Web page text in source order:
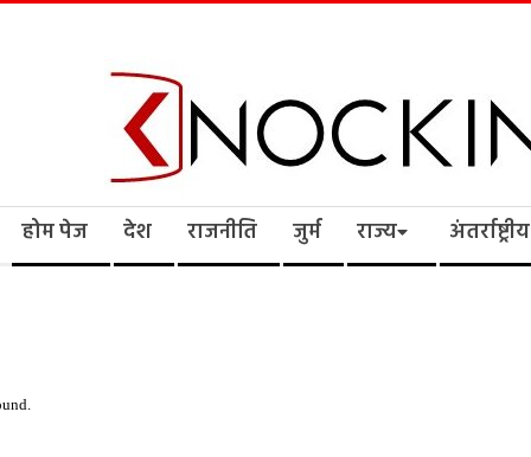
Knocking
होम पेज देश राजनीति जुर्म राज्य अंतर्राष्ट्रीय